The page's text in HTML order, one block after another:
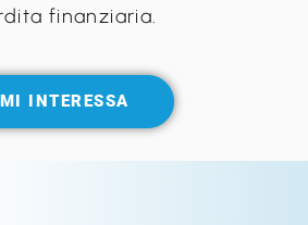
finanziaria.
MI INTERESSA